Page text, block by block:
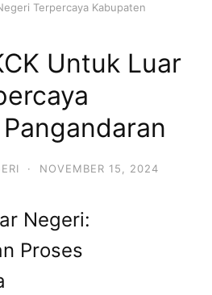
Terpercaya Kabupaten
Untuk Luar
· NOVEMBER 15, 2024
Negeri:
Proses